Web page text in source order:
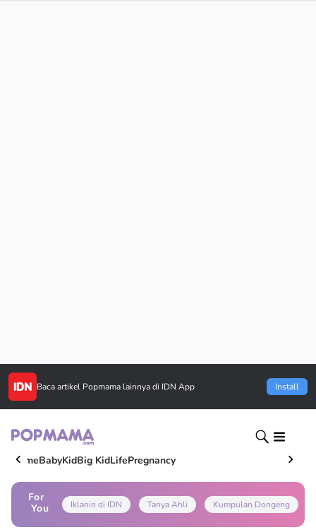
Baca artikel Popmama lainnya di IDN App Install
HomeBabyKidBig KidLifePregnancy
For
You
Iklanin di IDN Tanya Ahli Kumpulan Dongeng